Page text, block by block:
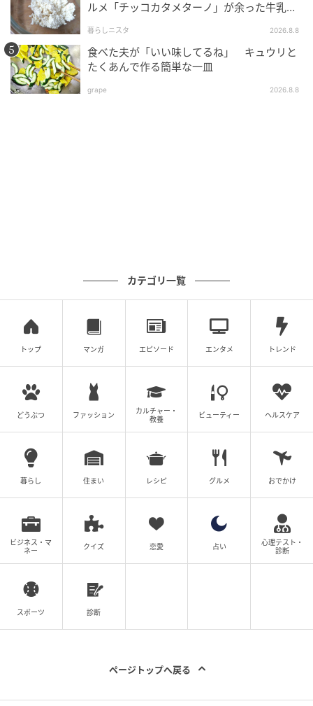
普通のご飯感覚で使えます
● 混ぜご飯やおにぎりに
● 親子丼や牛丼など汁けのあるどんぶりものに
オレンジページnet
炊いた白米に混ぜてもち麦ご飯にするのはもちろんの
もち麦の
ルメ「チッコカタメターノ」が余った牛乳の
暮らしニスタ 2026.8.8
食べた夫が「いい味してるね」 キュウリと
たくあんで作る簡単な一皿
grape 2026.8.8
カテゴリ一覧
トップ マンガ エピソード エンタメ トレンド
どうぶつ ファッション
カルチャー・
教養
ビューティー ヘルスケア
暮らし 住まい レシピ グルメ おでかけ
ビジネス・マ
ネー
クイズ 恋愛 占い
心理テスト・
診断
スポーツ 診断
ページトップへ戻る